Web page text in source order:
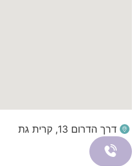
דרך הדרום 13, קרית גת